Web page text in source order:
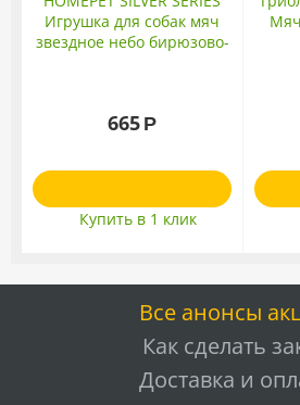
Игрушка для собак мяч
звездное небо бирюзово-
665 Р
Купить в 1 клик
Все анонсы
Как сделать
Доставка и